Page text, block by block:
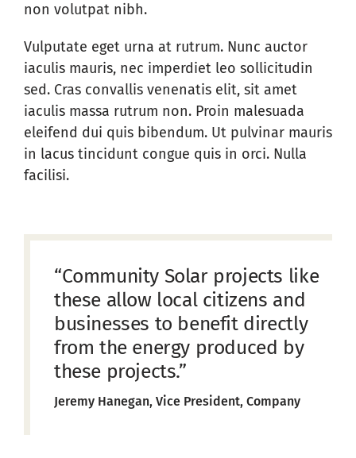
non volutpat nibh.
Vulputate eget urna at rutrum. Nunc auctor
iaculis mauris, nec imperdiet leo sollicitudin
sed. Cras convallis venenatis elit, sit amet
iaculis massa rutrum non. Proin malesuada
eleifend dui quis bibendum. Ut pulvinar mauris
in lacus tincidunt congue quis in orci. Nulla
facilisi.
“Community Solar projects like
these allow local citizens and
businesses to benefit directly
from the energy produced by
these projects.”
Jeremy Hanegan, Vice President, Company